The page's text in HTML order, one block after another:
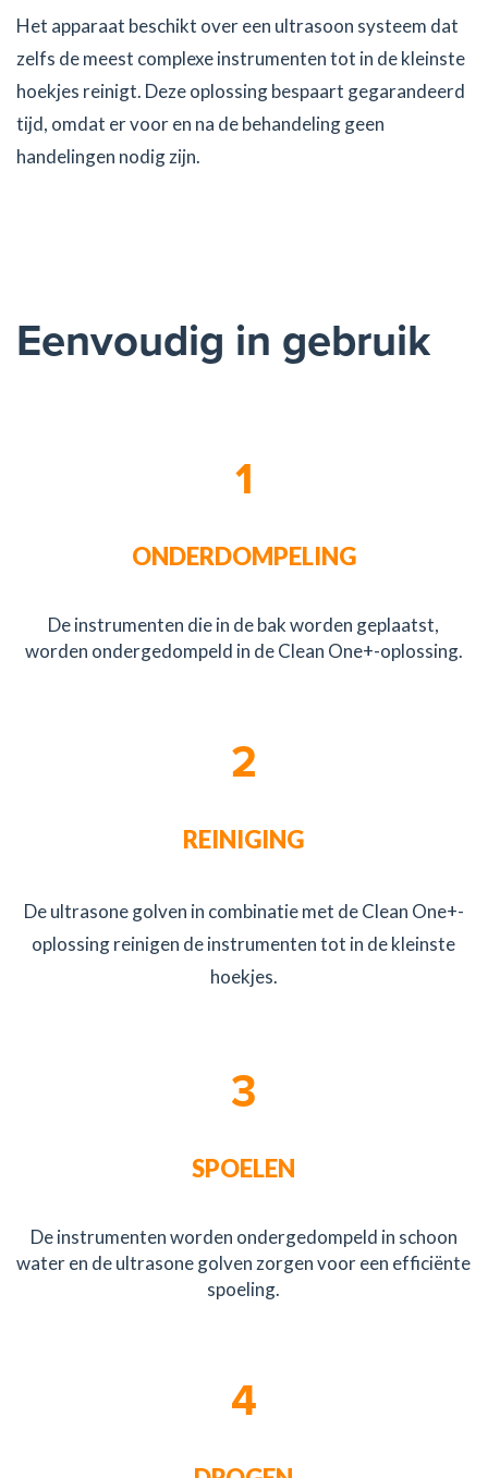
Het apparaat beschikt over een ultrasoon systeem dat
zelfs de meest complexe instrumenten tot in de kleinste
hoekjes reinigt. Deze oplossing bespaart gegarandeerd
tijd, omdat er voor en na de behandeling geen
handelingen nodig zijn.
Eenvoudig in gebruik
1
ONDERDOMPELING
De instrumenten die in de bak worden geplaatst,
worden ondergedompeld in de Clean One+-oplossing.
2
REINIGING
De ultrasone golven in combinatie met de Clean One+-
oplossing reinigen de instrumenten tot in de kleinste
hoekjes.
3
SPOELEN
De instrumenten worden ondergedompeld in schoon
water en de ultrasone golven zorgen voor een efficiënte
spoeling.
4